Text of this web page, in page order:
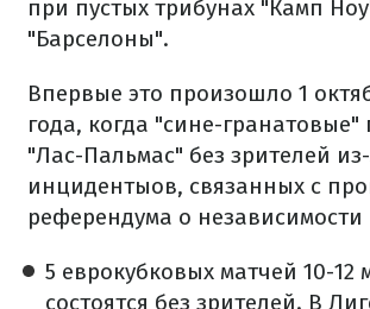
при пустых трибунах "Камп
"Барселоны".
Впервые это произошло 1
года, когда "сине-
"Лас-Пальмас" без зрителей
инцидентыов, связанных с
референдума о
5 еврокубковых матчей 10-12
состоятся без зрителей. В